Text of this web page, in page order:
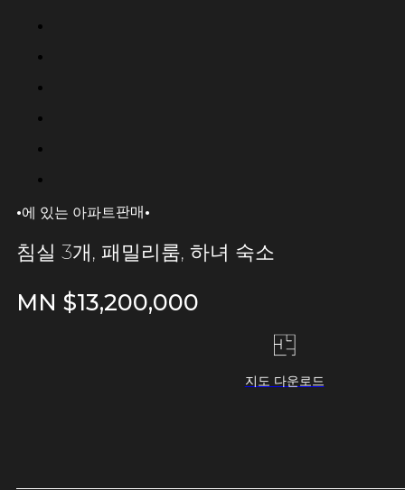
·에 있는 아파트판매·
침실 3개, 패밀리룸, 하녀 숙소
MN $13,200,000
지도 다운로드